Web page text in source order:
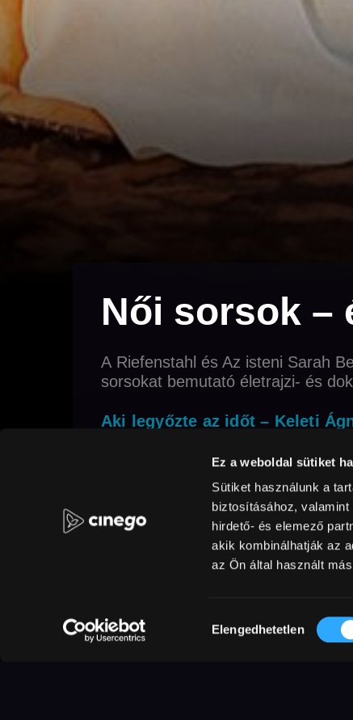
Ez a weboldal sütiket
Sütiket használunk a
biztosításához,
hirdető- és elemező
akik kombinálhatják az
az Ön által használt
kiválasztása
Elengedhetetlen
Női sorsok –
A Riefenstahl és Az isteni Sarah
sorsokat bemutató életrajzi- és
Aki legyőzte az időt – Keleti
sportolója, a világ legidősebb élő
1921 január 9-én született
küzdeni akarásról tanúskodik,
örökre velünk maradnak. Az
immáron 101 évet ölel fel, és
hetvenéves, egészsége